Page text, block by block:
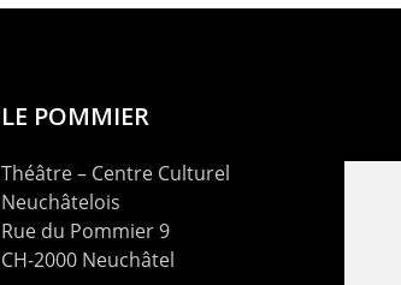
LE POMMIER
Théâtre – Centre Culturel
Neuchâtelois
Rue du Pommier 9
CH-2000 Neuchâtel